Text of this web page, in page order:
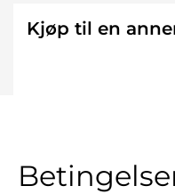
Kjøp til en